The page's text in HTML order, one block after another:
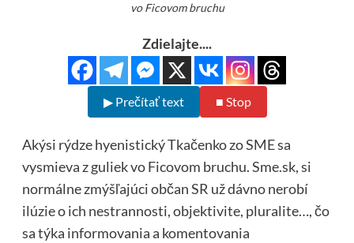
vo Ficovom bruchu
Zdielajte....
▶ Prečítať text ■ Stop
Akýsi rýdze hyenistický Tkačenko zo SME sa
vysmieva z guliek vo Ficovom bruchu. Sme.sk, si
normálne zmýšľajúci občan SR už dávno nerobí
ilúzie o ich nestrannosti, objektivite, pluralite…, čo
sa týka informovania a komentovania